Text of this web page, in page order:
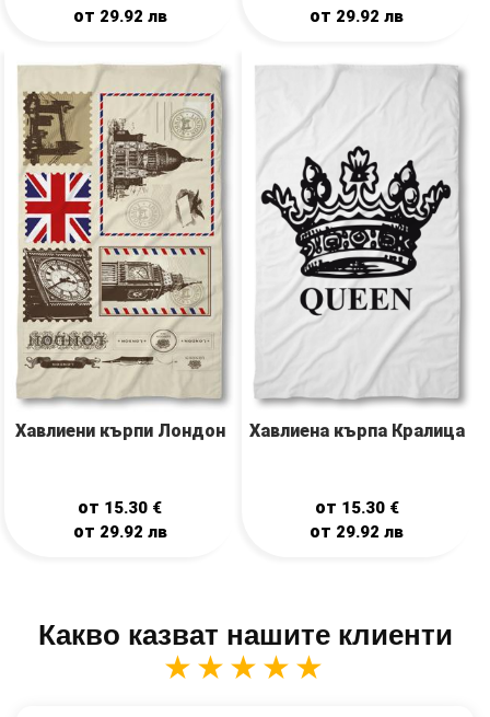
от 29.92 лв от 29.92лв
Хавлиени кърпи Лондон
от 15.30 €
от 29.92 лв
Хавлиена кърпа Кралица
от 15.30 €
от 29.92лв
Какво казват нашите клиенти
★★★★★